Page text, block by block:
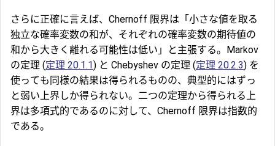
さらに正確に言えば、Chernoff 限界は「小さな値を取る
独立な確率変数の和が、それぞれの確率変数の期待値の
和から大きく離れる可能性は低い」と主張する。Markov
の定理 (定理 20.1.1) と Chebyshev の定理 (定理 20.2.3) を
使っても同様の結果は得られるものの、典型的にはずっ
と弱い上界しか得られない。二つの定理から得られる上
界は多項式的であるのに対して、Chernoff 限界は指数的
である。